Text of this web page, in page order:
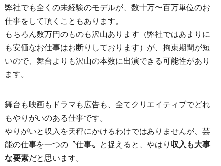
弊社でも全くの未経験のモデルが、数十万〜百万単位のお
仕事をして頂くこともあります。
もちろん数万円のものも沢山あります（弊社ではあまりに
も安価なお仕事はお断りしております）が、拘束期間が短
いので、舞台よりも沢山の本数に出演できる可能性があり
ます。
舞台も映画もドラマも広告も、全てクリエイティブでどれ
もやりがいのある仕事です。
やりがいと収入を天秤にかけるわけではありませんが、芸
能の仕事を一つの〝仕事〟と捉えると、やはり 収入も大事
な要素だと思います。